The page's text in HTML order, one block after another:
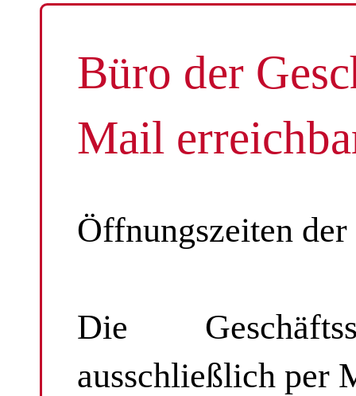
Büro der
Mail
Öffnungszeiten
Die
ausschließlich per